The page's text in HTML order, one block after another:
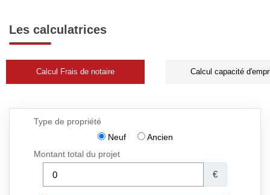
Les calculatrices
Calcul Frais de notaire Calcul capacité